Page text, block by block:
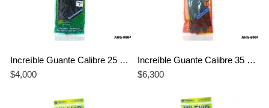
Increíble Guante Calibre 25 Talla 9 Milenio Negro – La Mejor Protección Profesional para Manos Grandes
$4,000
Increíble Guante Calibre 35 Talla 7 Milenio Negro – La Mejor Protección Profesional de Alto Impacto
$6,300